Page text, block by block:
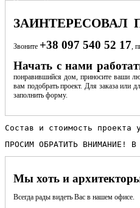
ЗАИНТЕРЕСОВАЛ
Звоните +38 097 540 52 17 ,
Начать с нами
понравившийся дом, приносите ваши
вам подобрать проект. Для заказа или
заполнить форму.
Состав и стоимость
ПРОСИМ ОБРАТИТЬ ВНИМАНИЕ!
Мы хоть и
Всегда рады видеть Вас в нашем офисе.